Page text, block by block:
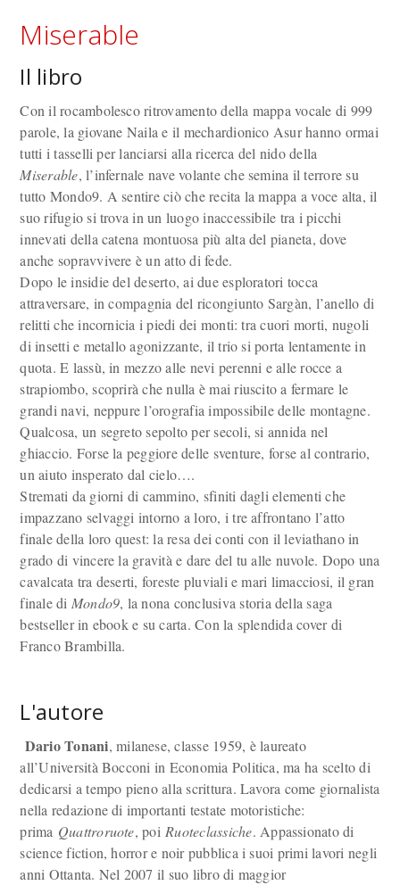
Miserable
Il libro
Con il rocambolesco ritrovamento della mappa vocale di 999
parole, la giovane Naila e il mechardionico Asur hanno ormai
tutti i tasselli per lanciarsi alla ricerca del nido della
Miserable, l’infernale nave volante che semina il terrore su
tutto Mondo9. A sentire ciò che recita la mappa a voce alta, il
suo rifugio si trova in un luogo inaccessibile tra i picchi
innevati della catena montuosa più alta del pianeta, dove
anche sopravvivere è un atto di fede.
Dopo le insidie del deserto, ai due esploratori tocca
attraversare, in compagnia del ricongiunto Sargàn, l’anello di
relitti che incornicia i piedi dei monti: tra cuori morti, nugoli
di insetti e metallo agonizzante, il trio si porta lentamente in
quota. E lassù, in mezzo alle nevi perenni e alle rocce a
strapiombo, scoprirà che nulla è mai riuscito a fermare le
grandi navi, neppure l’orografia impossibile delle montagne.
Qualcosa, un segreto sepolto per secoli, si annida nel
ghiaccio. Forse la peggiore delle sventure, forse al contrario,
un aiuto insperato dal cielo….
Stremati da giorni di cammino, sfiniti dagli elementi che
impazzano selvaggi intorno a loro, i tre affrontano l’atto
finale della loro quest: la resa dei conti con il leviathano in
grado di vincere la gravità e dare del tu alle nuvole. Dopo una
cavalcata tra deserti, foreste pluviali e mari limacciosi, il gran
finale di Mondo9, la nona conclusiva storia della saga
bestseller in ebook e su carta. Con la splendida cover di
Franco Brambilla.
L'autore
Dario Tonani, milanese, classe 1959, è laureato
all’Università Bocconi in Economia Politica, ma ha scelto di
dedicarsi a tempo pieno alla scrittura. Lavora come giornalista
nella redazione di importanti testate motoristiche:
prima Quattroruote, poi Ruoteclassiche. Appassionato di
science fiction, horror e noir pubblica i suoi primi lavori negli
anni Ottanta. Nel 2007 il suo libro di maggior